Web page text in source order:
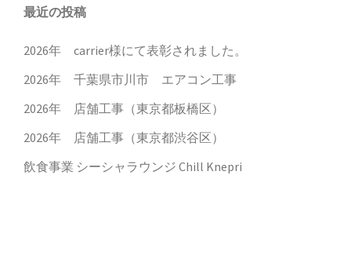
最近の投稿
2026年 carrier様にて表彰されました。
2026年 千葉県市川市 エアコン工事
2026年 店舗工事（東京都板橋区）
2026年 店舗工事（東京都渋谷区）
飲食事業 シーシャラウンジ Chill Knepri